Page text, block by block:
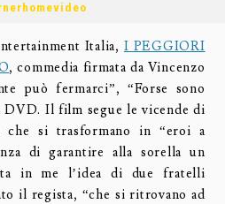
Italia, I PEGGIORI
, commedia firmata da Vincenzo
può fermarci”, “Forse sono
Il film segue le vicende di
si trasformano in “eroi a
di garantire alla sorella un
in me l’idea di due fratelli
il regista, “che si ritrovano ad